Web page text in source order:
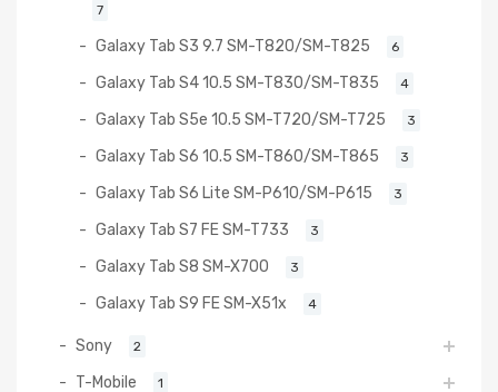
7
Galaxy Tab S3 9.7 SM-T820/SM-T825 6
Galaxy Tab S4 10.5 SM-T830/SM-T835 4
Galaxy Tab S5e 10.5 SM-T720/SM-T725 3
Galaxy Tab S6 10.5 SM-T860/SM-T865 3
Galaxy Tab S6 Lite SM-P610/SM-P615 3
Galaxy Tab S7 FE SM-T733 3
Galaxy Tab S8 SM-X700 3
Galaxy Tab S9 FE SM-X51x 4
Sony 2
T-Mobile 1